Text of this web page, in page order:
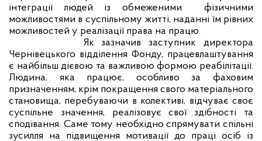
інтеграції людей із обмеженими
фізичними
можливостями в суспільному житті, наданні їм рівних
можливостей у реалізації права на працю.
Як зазначив заступник директора
Чернівецького відділення Фонду, працевлаштування
є найбільш дієвою та важливою формою реабілітації.
Людина, яка працює, особливо за фаховим
призначенням, крім покращення свого матеріального
становища, перебуваючи в колективі, відчуває своє
суспільне значення, реалізовує свої здібності та
сподівання. Саме тому необхідно спрямувати спільні
зусилля на підвищення мотивації до праці осіб із